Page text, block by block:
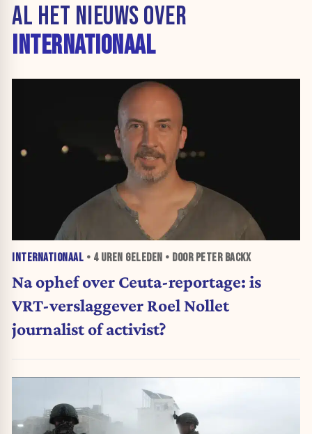
AL HET NIEUWS OVER
INTERNATIONAAL
INTERNATIONAAL • 4 UREN GELEDEN • DOOR PETER BACKX
Na ophef over Ceuta-reportage: is
VRT-verslaggever Roel Nollet
journalist of activist?